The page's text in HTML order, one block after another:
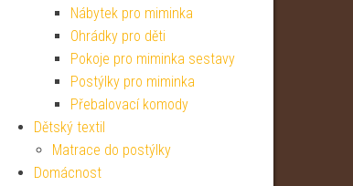
Nábytek pro miminka
Ohrádky pro děti
Pokoje pro miminka sestavy
Postýlky pro miminka
Přebalovací komody
Dětský textil
Matrace do postýlky
Domácnost